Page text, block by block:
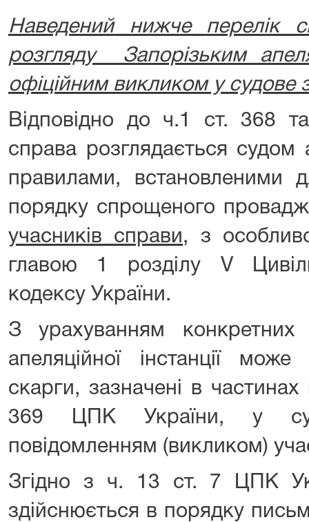
Наведений нижче перелік
розгляду Запорізьким
офіційним викликом у судове
Відповідно до ч.1 ст. 368
справа розглядається судом
правилами, встановленими
порядку спрощеного
учасників справи, з
главою 1 розділу V
кодексу України.
З урахуванням
апеляційної інстанції може
скарги, зазначені в частинах
369 ЦПК України, у
повідомленням (викликом)
Згідно з ч. 13 ст. 7 ЦПК
здійснюється в порядку